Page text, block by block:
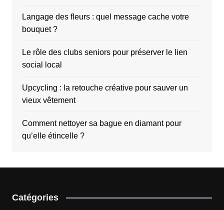
Langage des fleurs : quel message cache votre
bouquet ?
Le rôle des clubs seniors pour préserver le lien
social local
Upcycling : la retouche créative pour sauver un
vieux vêtement
Comment nettoyer sa bague en diamant pour
qu’elle étincelle ?
Catégories